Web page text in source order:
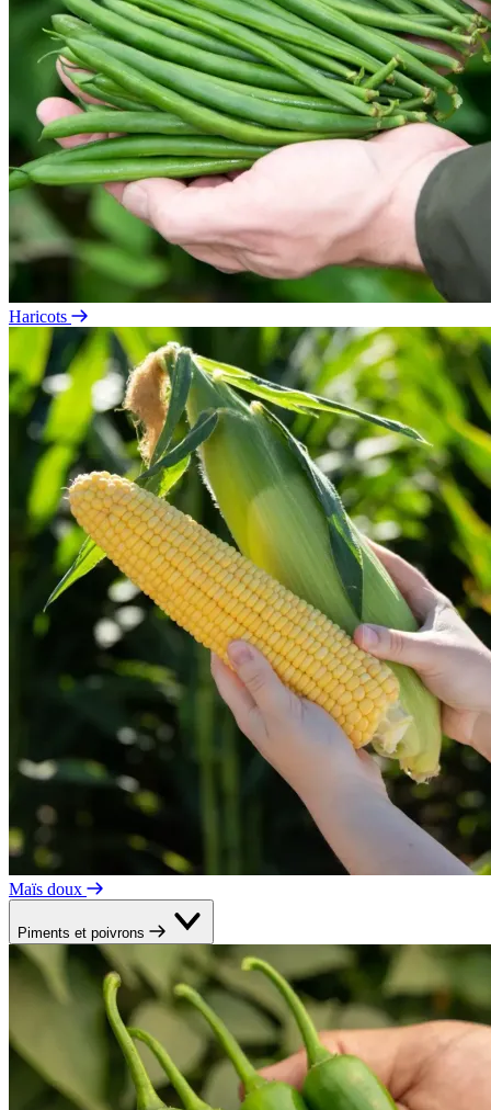
Haricots
Maïs doux
Piments et poivrons